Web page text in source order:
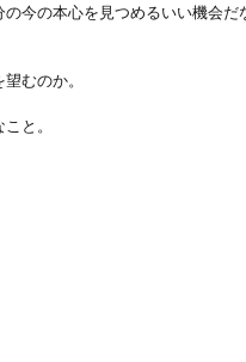
今の本心を見つめるいい機会だ
むのか。
と。